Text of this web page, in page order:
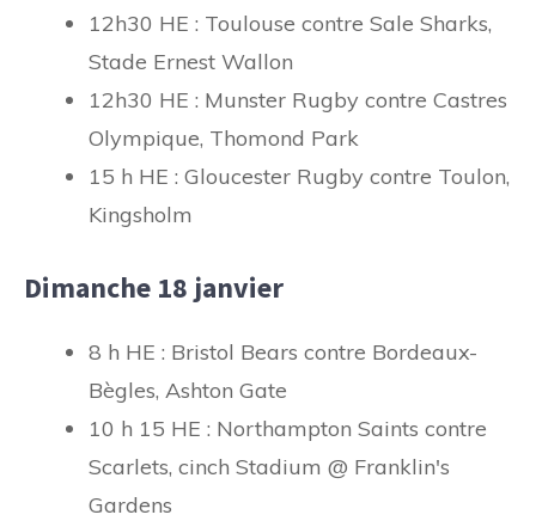
12h30 HE : Toulouse contre Sale Sharks,
Stade Ernest Wallon
12h30 HE : Munster Rugby contre Castres
Olympique, Thomond Park
15 h HE : Gloucester Rugby contre Toulon,
Kingsholm
Dimanche 18 janvier
8 h HE : Bristol Bears contre Bordeaux-
Bègles, Ashton Gate
10 h 15 HE : Northampton Saints contre
Scarlets, cinch Stadium @ Franklin's
Gardens